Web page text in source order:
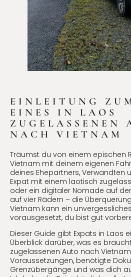
EINLEITUNG
EINES IN LAOS
ZUGELASSENEN
NACH VIETNAM
Träumst du von einem epischen
Vietnam mit deinem eigenen
deines Ehepartners, Verwandten
Expat mit einem laotisch
oder ein digitaler Nomade auf
auf vier Rädern – die
Vietnam kann ein
vorausgesetzt, du bist gut
Dieser Guide gibt Expats in Laos
Überblick darüber, was es
zugelassenen Auto nach
Voraussetzungen, benötigte
Grenzübergänge und was dich